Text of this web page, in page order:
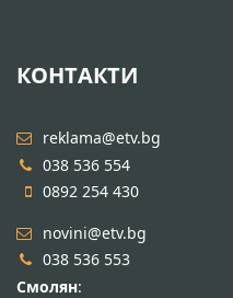
КОНТАКТИ
reklama@etv.bg
038 536 554
0892 254 430
novini@etv.bg
038 536 553
Смолян: